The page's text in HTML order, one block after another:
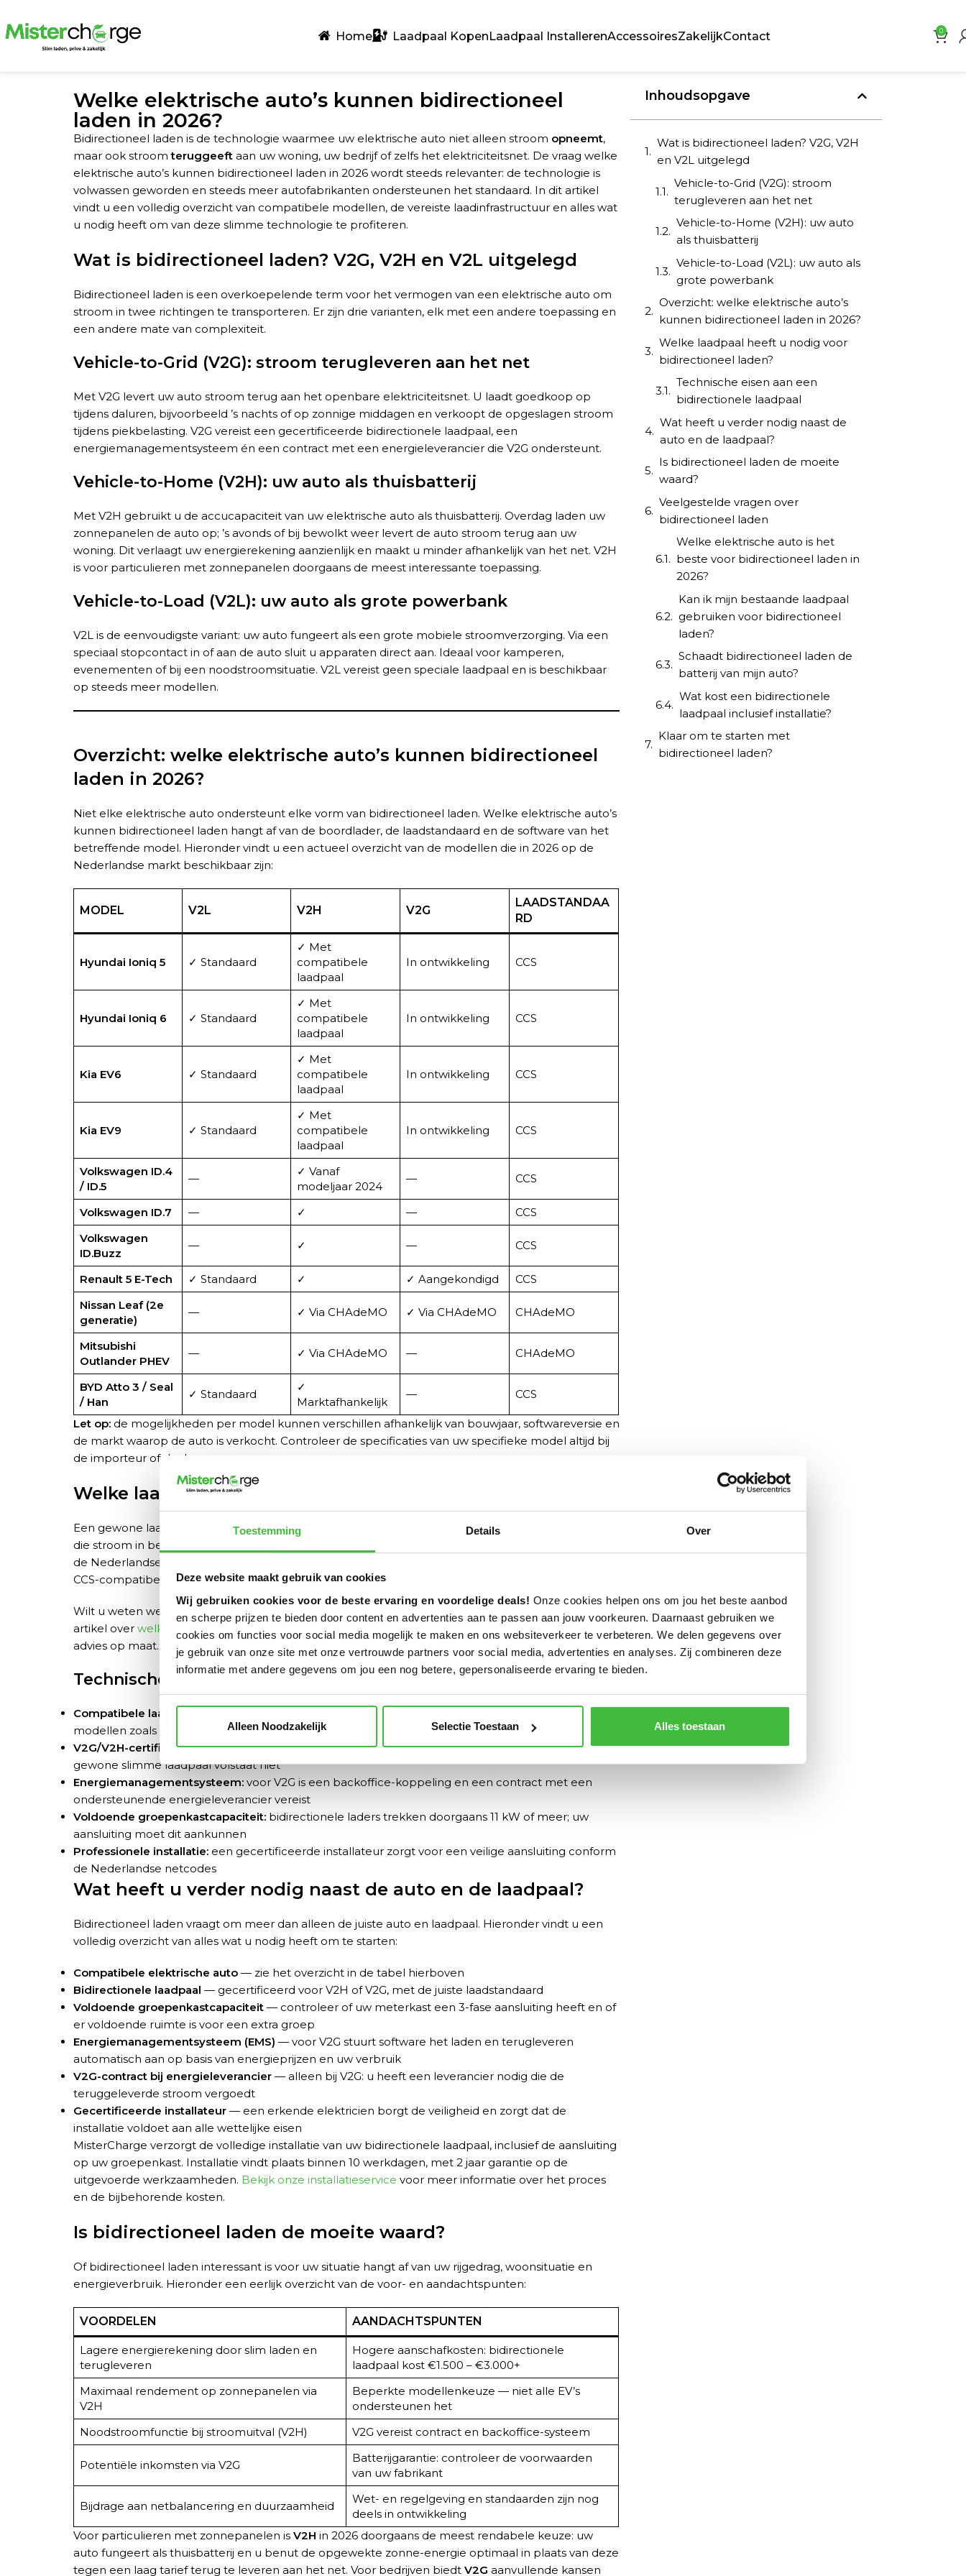
Toestemming Details Over
Deze website maakt gebruik van cookies
Wij gebruiken cookies voor de beste ervaring en voordelige deals! Onze cookies helpen ons om jou het beste aanbod
en scherpe prijzen te bieden door content en advertenties aan te passen aan jouw voorkeuren. Daarnaast gebruiken we
cookies om functies voor social media mogelijk te maken en ons websiteverkeer te verbeteren. We delen gegevens over
je gebruik van onze site met onze vertrouwde partners voor social media, advertenties en analyses. Zij combineren deze
informatie met andere gegevens om jou een nog betere, gepersonaliseerde ervaring te bieden.
Alleen Noodzakelijk Selectie Toestaan Alles toestaan
Home Laadpaal KopenLaadpaal InstallerenAccessoiresZakelijkContact 0
Welke elektrische auto’s kunnen bidirectioneel
laden in 2026?
Bidirectioneel laden is de technologie waarmee uw elektrische auto niet alleen stroom opneemt,
maar ook stroomteruggeeft aan uw woning, uw bedrijf of zelfs het elektriciteitsnet. De vraag welke
elektrische auto’s kunnen bidirectioneel laden in 2026 wordt steeds relevanter: de technologie is
volwassen geworden en steeds meer autofabrikanten ondersteunen het standaard. In dit artikel
vindt u een volledig overzicht van compatibele modellen, de vereiste laadinfrastructuur en alles wat
u nodig heeft om van deze slimme technologie te profiteren.
Wat is bidirectioneel laden? V2G, V2H en V2L uitgelegd
Bidirectioneel laden is een overkoepelende term voor het vermogen van een elektrische auto om
stroom in twee richtingen te transporteren. Er zijn drie varianten, elk met een andere toepassing en
een andere mate van complexiteit.
Vehicle-to-Grid (V2G): stroom terugleveren aan het net
Met V2G levert uw auto stroom terug aan het openbare elektriciteitsnet. U laadt goedkoop op
tijdens daluren, bijvoorbeeld ’s nachts of op zonnige middagen en verkoopt de opgeslagen stroom
tijdens piekbelasting. V2G vereist een gecertificeerde bidirectionele laadpaal, een
energiemanagementsysteem én een contract met een energieleverancier die V2G ondersteunt.
Vehicle-to-Home (V2H): uw auto als thuisbatterij
Met V2H gebruikt u de accucapaciteit van uw elektrische auto als thuisbatterij. Overdag laden uw
zonnepanelen de auto op; ’s avonds of bij bewolkt weer levert de auto stroom terug aan uw
woning. Dit verlaagt uw energierekening aanzienlijk en maakt u minder afhankelijk van het net. V2H
is voor particulieren met zonnepanelen doorgaans de meest interessante toepassing.
Vehicle-to-Load (V2L): uw auto als grote powerbank
V2L is de eenvoudigste variant: uw auto fungeert als een grote mobiele stroomverzorging. Via een
speciaal stopcontact in of aan de auto sluit u apparaten direct aan. Ideaal voor kamperen,
evenementen of bij een noodstroomsituatie. V2L vereist geen speciale laadpaal en is beschikbaar
op steeds meer modellen.
Overzicht: welke elektrische auto’s kunnen bidirectioneel
laden in 2026?
Niet elke elektrische auto ondersteunt elke vorm van bidirectioneel laden. Welke elektrische auto’s
kunnen bidirectioneel laden hangt af van de boordlader, de laadstandaard en de software van het
betreffende model. Hieronder vindt u een actueel overzicht van de modellen die in 2026 op de
Nederlandse markt beschikbaar zijn:
MODEL V2L V2H V2G
LAADSTANDAA
RD
Hyundai Ioniq 5 ✓ Standaard
✓ Met
compatibele
laadpaal
In ontwikkeling CCS
Hyundai Ioniq 6 ✓ Standaard
✓ Met
compatibele
laadpaal
In ontwikkeling CCS
Kia EV6 ✓ Standaard
✓ Met
compatibele
laadpaal
In ontwikkeling CCS
Kia EV9 ✓ Standaard
✓ Met
compatibele
laadpaal
In ontwikkeling CCS
Volkswagen ID.4
/ ID.5
—
✓ Vanaf
modeljaar 2024
— CCS
Volkswagen ID.7 — ✓ —
CCS
Volkswagen
ID.Buzz
— ✓ — CCS
Renault 5 E-Tech ✓ Standaard ✓ ✓ Aangekondigd
CCS
Nissan Leaf (2e
generatie)
— ✓ Via CHAdeMO ✓ Via CHAdeMO CHAdeMO
Mitsubishi
Outlander PHEV
— ✓ Via CHAdeMO — CHAdeMO
BYD Atto 3 / Seal
/ Han
✓ Standaard
✓
Marktafhankelijk
— CCS
Let op: de mogelijkheden per model kunnen verschillen afhankelijk van bouwjaar, softwareversie en
de markt waarop de auto is verkocht. Controleer de specificaties van uw specifieke model altijd bij
de importeur of dealer.
Welke laadpaal heeft u nodig voor bidirectioneel laden?
Een gewone laadpaal is niet voldoende voor V2G of V2H. U heeft een bidirectionele laadpaal
die stroom in beide richtingen kan verwerken. In 2026 zijn er meerdere modellen beschikbaar op
de Nederlandse markt. Eén van de bekendste opties is de
CCS-compatibele bidirectionele thuisladers beschikbaar in Nederland.
Wilt u weten welke bidirectionele laadpaal precies bij uw auto past? Lees dan ons uitgebreide
artikel over welke laadpaal bidirectioneel kan laden of start de keuzehulp
voor een persoonlijk
advies op maat.
Technische eisen aan een bidirectionele laadpaal
Compatibele laadstandaard:
CCS (meest gangbaar in Europa in 2026) of CHAdeMO (oudere
modellen zoals de Nissan Leaf)
V2G/V2H-certificering:de laadpaal moet gecertificeerd zijn voor bidirectioneel gebruik. Een
gewone slimme laadpaal volstaat niet
Energiemanagementsysteem: voor V2G is een backoffice-koppeling en een contract met een
ondersteunende energieleverancier vereist
Voldoende groepenkastcapaciteit: bidirectionele laders trekken doorgaans 11 kW of meer; uw
aansluiting moet dit aankunnen
Professionele installatie: een gecertificeerde installateur zorgt voor een veilige aansluiting conform
de Nederlandse netcodes
Wat heeft u verder nodig naast de auto en de laadpaal?
Bidirectioneel laden vraagt om meer dan alleen de juiste auto en laadpaal. Hieronder vindt u een
volledig overzicht van alles wat u nodig heeft om te starten:
Compatibele elektrische auto — zie het overzicht in de tabel hierboven
Bidirectionele laadpaal — gecertificeerd voor V2H of V2G, met de juiste laadstandaard
Voldoende groepenkastcapaciteit — controleer of uw meterkast een 3-fase aansluiting heeft en of
er voldoende ruimte is voor een extra groep
Energiemanagementsysteem (EMS) — voor V2G stuurt software het laden en terugleveren
automatisch aan op basis van energieprijzen en uw verbruik
V2G-contract bij energieleverancier — alleen bij V2G: u heeft een leverancier nodig die de
teruggeleverde stroom vergoedt
Gecertificeerde installateur — een erkende elektricien borgt de veiligheid en zorgt dat de
installatie voldoet aan alle wettelijke eisen
MisterCharge verzorgt de volledige installatie van uw bidirectionele laadpaal, inclusief de aansluiting
op uw groepenkast. Installatie vindt plaats binnen 10 werkdagen, met 2 jaar garantie op de
uitgevoerde werkzaamheden. Bekijk onze installatieservice voor meer informatie over het proces
en de bijbehorende kosten.
Is bidirectioneel laden de moeite waard?
Of bidirectioneel laden interessant is voor uw situatie hangt af van uw rijgedrag, woonsituatie en
energieverbruik. Hieronder een eerlijk overzicht van de voor- en aandachtspunten:
VOORDELEN AANDACHTSPUNTEN
Lagere energierekening door slim laden en
terugleveren
Hogere aanschafkosten: bidirectionele
laadpaal kost €1.500 – €3.000+
Maximaal rendement op zonnepanelen via
V2H
Beperkte modellenkeuze — niet alle EV’s
ondersteunen het
Noodstroomfunctie bij stroomuitval (V2H)
V2G vereist contract en backoffice-systeem
Potentiële inkomsten via V2G
Batterijgarantie: controleer de voorwaarden
van uw fabrikant
Bijdrage aan netbalancering en duurzaamheid
Wet- en regelgeving en standaarden zijn nog
deels in ontwikkeling
Voor particulieren met zonnepanelen is V2H in 2026 doorgaans de meest rendabele keuze: uw
auto fungeert als thuisbatterij en u benut de opgewekte zonne-energie optimaal in plaats van deze
tegen een laag tarief terug te leveren aan het net. Voor bedrijven biedt V2G aanvullende kansen
Inhoudsopgave
Wat is bidirectioneel laden? V2G, V2H
en V2L uitgelegd
Vehicle-to-Grid (V2G): stroom
terugleveren aan het net
Vehicle-to-Home (V2H): uw auto
als thuisbatterij
Vehicle-to-Load (V2L): uw auto als
grote powerbank
Overzicht: welke elektrische auto’s
kunnen bidirectioneel laden in 2026?
Welke laadpaal heeft u nodig voor
bidirectioneel laden?
Technische eisen aan een
bidirectionele laadpaal
Wat heeft u verder nodig naast de
auto en de laadpaal?
Is bidirectioneel laden de moeite
waard?
Veelgestelde vragen over
bidirectioneel laden
Welke elektrische auto is het
beste voor bidirectioneel laden in
2026?
Kan ik mijn bestaande laadpaal
gebruiken voor bidirectioneel
laden?
Schaadt bidirectioneel laden de
batterij van mijn auto?
Wat kost een bidirectionele
laadpaal inclusief installatie?
Klaar om te starten met
bidirectioneel laden?